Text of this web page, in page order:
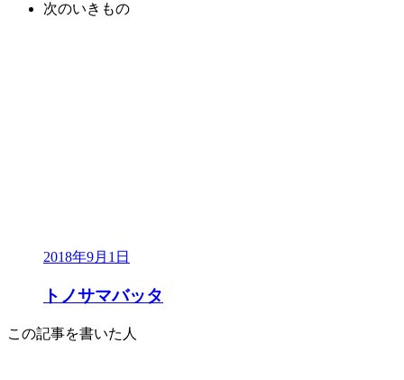
次のいきもの
2018年9月1日
トノサマバッタ
この記事を書いた人